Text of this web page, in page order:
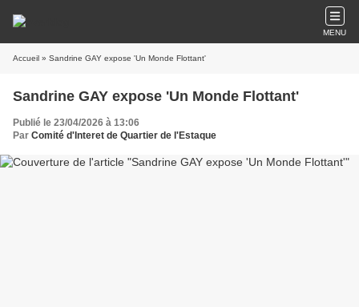
MENU
Accueil » Sandrine GAY expose ʹUn Monde Flottantʹ
Sandrine GAY expose ʹUn Monde Flottantʹ
Publié le 23/04/2026 à 13:06
Par Comité d'Interet de Quartier de l'Estaque